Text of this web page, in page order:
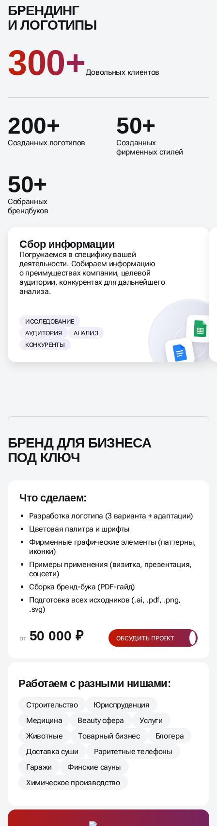
БРЕНДИНГ
И ЛОГОТИПЫ
300+Довольных клиентов
200+
Созданных логотипов
50+
Созданных
фирменных стилей
50+
Собранных
брендбуков
Сбор информации
Погружаемся в специфику вашей
деятельности. Собираем информацию
о преимуществах компании, целевой
аудитории, конкурентах для дальнейшего
анализа.
ИССЛЕДОВАНИЕ
АУДИТОРИЯ
АНАЛИЗ
КОНКУРЕНТЫ
БРЕНД ДЛЯ БИЗНЕСА
ПОД КЛЮЧ
Что сделаем:
Разработка логотипа (3 варианта + адаптации)
Цветовая палитра и шрифты
Фирменные графические элементы (паттерны,
иконки)
Примеры применения (визитка, презентация,
соцсети)
Сборка бренд-бука (PDF-гайд)
Подготовка всех исходников (.ai, .pdf, .png,
.svg)
от 50 000 ₽ ОБСУДИТЬ ПРОЕКТ
Работаем с разными нишами:
Строительство
Юриспруденция
Медицина
Beauty сфера
Услуги
Животные
Товарный бизнес
Блогера
Доставка суши
Раритетные телефоны
Гаражи
Финские сауны
Химическое производство